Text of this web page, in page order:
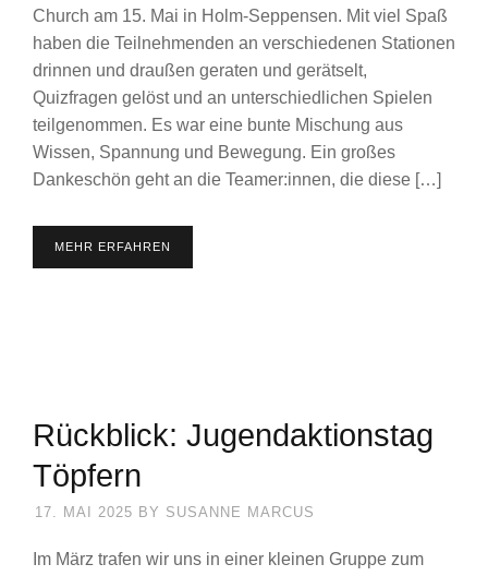
Church am 15. Mai in Holm-Seppensen. Mit viel Spaß
haben die Teilnehmenden an verschiedenen Stationen
drinnen und draußen geraten und gerätselt,
Quizfragen gelöst und an unterschiedlichen Spielen
teilgenommen. Es war eine bunte Mischung aus
Wissen, Spannung und Bewegung. Ein großes
Dankeschön geht an die Teamer:innen, die diese […]
MEHR ERFAHREN
Rückblick: Jugendaktionstag
Töpfern
17. MAI 2025 BY SUSANNE MARCUS
Im März trafen wir uns in einer kleinen Gruppe zum